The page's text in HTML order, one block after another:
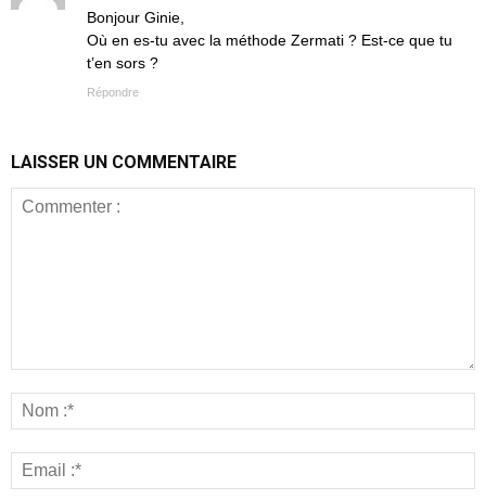
Bonjour Ginie,
Où en es-tu avec la méthode Zermati ? Est-ce que tu
t’en sors ?
Répondre
LAISSER UN COMMENTAIRE